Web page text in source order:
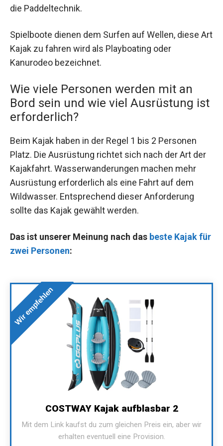
die Paddeltechnik.
Spielboote dienen dem Surfen auf Wellen, diese Art
Kajak zu fahren wird als Playboating oder
Kanurodeo bezeichnet.
Wie viele Personen werden mit an
Bord sein und wie viel Ausrüstung ist
erforderlich?
Beim Kajak haben in der Regel 1 bis 2 Personen
Platz. Die Ausrüstung richtet sich nach der Art der
Kajakfahrt. Wasserwanderungen machen mehr
Ausrüstung erforderlich als eine Fahrt auf dem
Wildwasser. Entsprechend dieser Anforderung
sollte das Kajak gewählt werden.
Das ist unserer Meinung nach das beste Kajak für
zwei Personen:
Wir empfehlen
COSTWAY Kajak aufblasbar 2
Mit dem Link kaufst du zum gleichen Preis ein, aber wir
erhalten eventuell eine Provision.